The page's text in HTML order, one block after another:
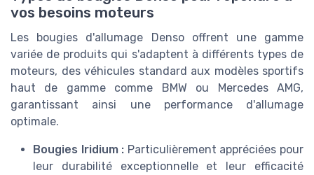
vos besoins moteurs
Les bougies d'allumage Denso offrent une gamme
variée de produits qui s'adaptent à différents types de
moteurs, des véhicules standard aux modèles sportifs
haut de gamme comme BMW ou Mercedes AMG,
garantissant ainsi une performance d'allumage
optimale.
Bougies Iridium : Particulièrement appréciées pour
leur durabilité exceptionnelle et leur efficacité